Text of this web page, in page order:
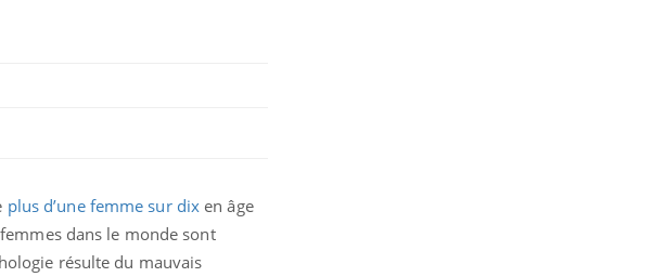
plus d’une femme sur dix en âge
dans le monde sont
résulte du mauvais